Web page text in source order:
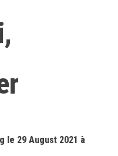
le 29 August 2021 à